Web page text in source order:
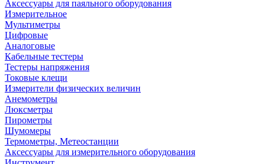
Аксессуары для паяльного оборудования
Измерительное
Мультиметры
Цифровые
Аналоговые
Кабельные тестеры
Тестеры напряжения
Токовые клещи
Измерители физических величин
Анемометры
Люксметры
Пирометры
Шумомеры
Термометры, Метеостанции
Аксессуары для измерительного оборудования